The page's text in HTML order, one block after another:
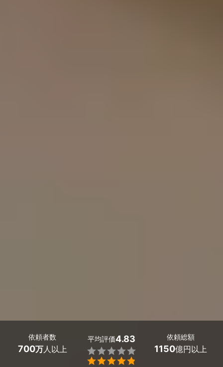
依頼者数
700万人以上
平均評価4.83


依頼総額
1150億円以上